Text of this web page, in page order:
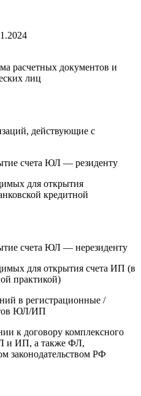
расчетных документов и
лиц
действующие с
счета ЮЛ — резиденту
для открытия
кредитной
счета ЮЛ — нерезиденту
для открытия счета ИП (в
практикой)
в регистрационные /
ЮЛ/ИП
к договору комплексного
и ИП, а также ФЛ,
законодательством РФ